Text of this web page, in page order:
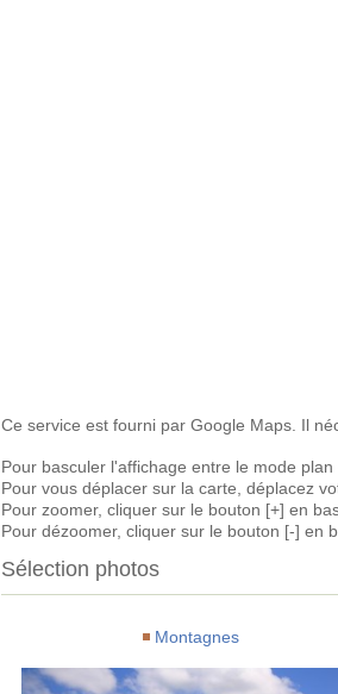
Ce service est fourni par Google Maps. Il
Pour basculer l'affichage entre le mode
Pour vous déplacer sur la carte, déplacez
Pour zoomer, cliquer sur le bouton [+] en
Pour dézoomer, cliquer sur le bouton [-] en
Sélection photos
Montagnes